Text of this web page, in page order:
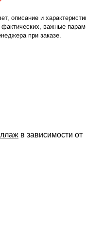
описание и
фактических, важные
при заказе.
в зависимости от